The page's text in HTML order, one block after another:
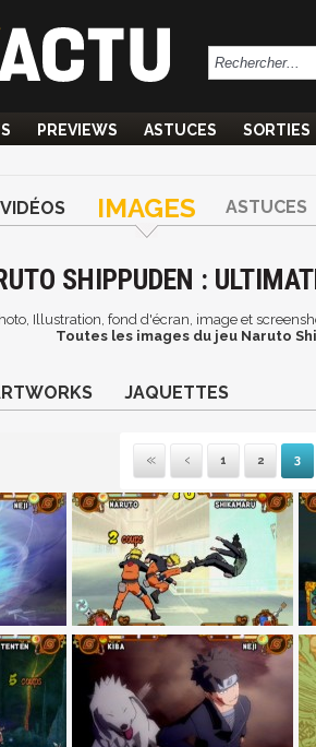
PREVIEWS ASTUCES SORTIES
VIDÉOS IMAGES ASTUCES
SHIPPUDEN :
Illustration, fond d'écran, image et
Toutes les images du jeu Naruto
JAQUETTES
1 2 3